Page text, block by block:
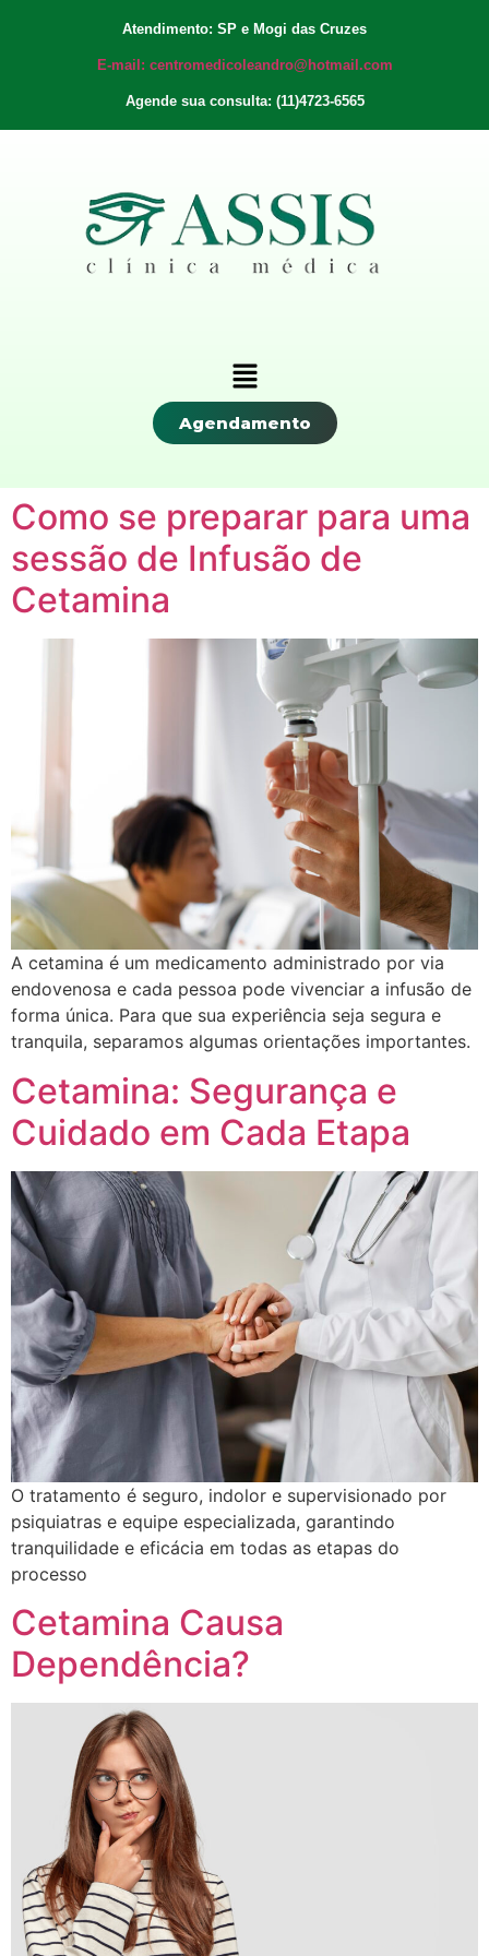
Atendimento: SP e Mogi das Cruzes
E-mail: centromedicoleandro@hotmail.com
Agende sua consulta: (11)4723-6565
Agendamento
Como se preparar para uma
sessão de Infusão de
Cetamina
A cetamina é um medicamento administrado por via
endovenosa e cada pessoa pode vivenciar a infusão de
forma única. Para que sua experiência seja segura e
tranquila, separamos algumas orientações importantes.
Cetamina: Segurança e
Cuidado em Cada Etapa
O tratamento é seguro, indolor e supervisionado por
psiquiatras e equipe especializada, garantindo
tranquilidade e eficácia em todas as etapas do
processo
Cetamina Causa
Dependência?